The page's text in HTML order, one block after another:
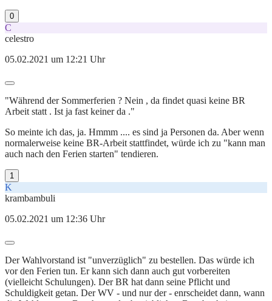
0
C
celestro
05.02.2021 um 12:21 Uhr
"Während der Sommerferien ? Nein , da findet quasi keine BR
Arbeit statt . Ist ja fast keiner da ."
So meinte ich das, ja. Hmmm .... es sind ja Personen da. Aber wenn
normalerweise keine BR-Arbeit stattfindet, würde ich zu "kann man
auch nach den Ferien starten" tendieren.
1
K
krambambuli
05.02.2021 um 12:36 Uhr
Der Wahlvorstand ist "unverzüglich" zu bestellen. Das würde ich
vor den Ferien tun. Er kann sich dann auch gut vorbereiten
(vielleicht Schulungen). Der BR hat dann seine Pflicht und
Schuldigkeit getan. Der WV - und nur der - enrscheidet dann, wann